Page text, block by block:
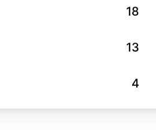
18
13
4